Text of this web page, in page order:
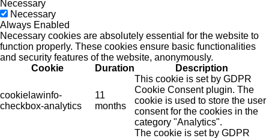
Necessary
Necessary
Always Enabled
Necessary cookies are absolutely essential for the website to
function properly. These cookies ensure basic functionalities
and security features of the website, anonymously.
Cookie
Duration Description
cookielawinfo-
checkbox-analytics
11
months
This cookie is set by GDPR
Cookie Consent plugin. The
cookie is used to store the user
consent for the cookies in the
category "Analytics".
The cookie is set by GDPR